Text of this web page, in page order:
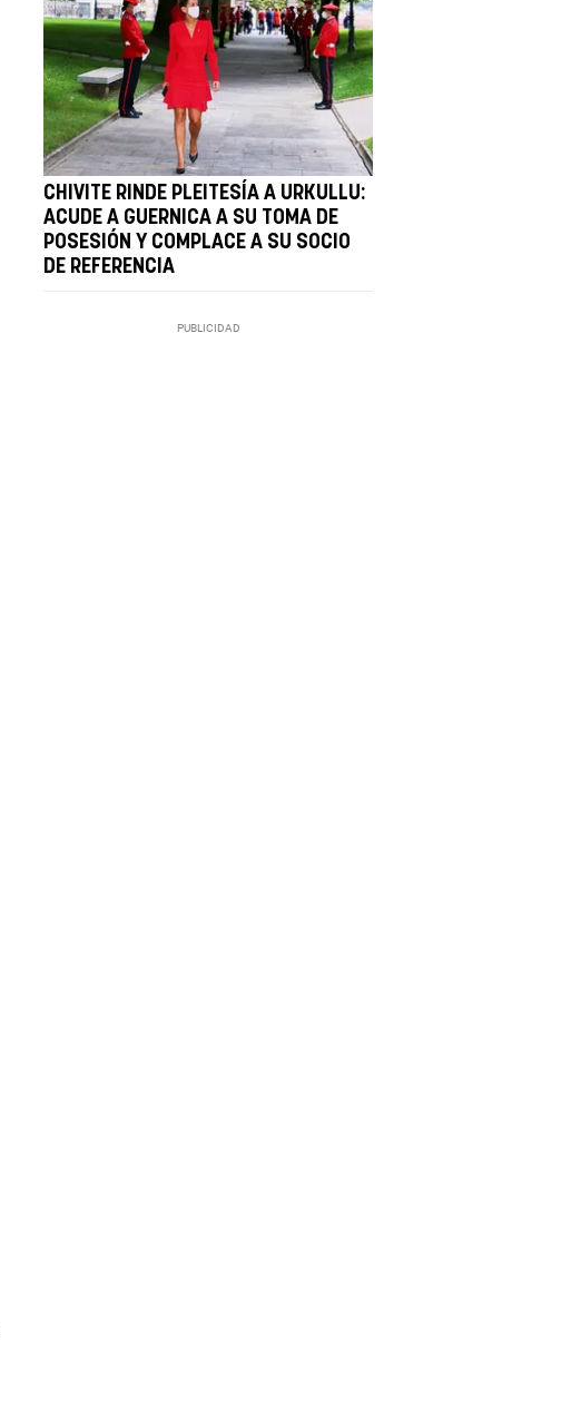
CHIVITE RINDE PLEITESÍA A URKULLU:
ACUDE A GUERNICA A SU TOMA DE
POSESIÓN Y COMPLACE A SU SOCIO
DE REFERENCIA